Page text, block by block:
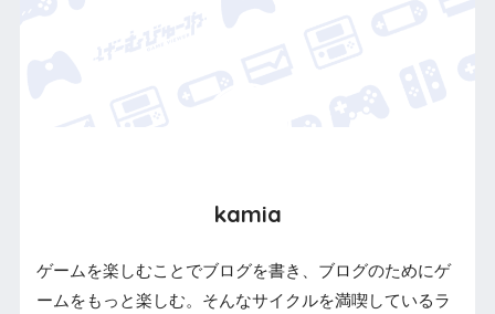
kamia
ゲームを楽しむことでブログを書き、ブログのためにゲ
ームをもっと楽しむ。そんなサイクルを満喫しているラ